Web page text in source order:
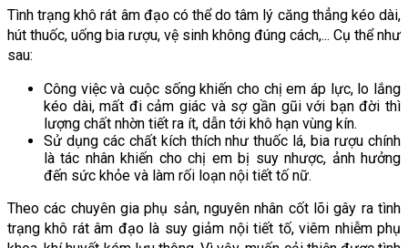
Tình trạng khô rát âm đạo có thể do tâm lý căng thẳng kéo dài,
hút thuốc, uống bia rượu, vệ sinh không đúng cách,... Cụ thể như
sau:
Công việc và cuộc sống khiến cho chị em áp lực, lo lắng
kéo dài, mất đi cảm giác và sợ gần gũi với bạn đời thì
lượng chất nhờn tiết ra ít, dẫn tới khô hạn vùng kín.
Sử dụng các chất kích thích như thuốc lá, bia rượu chính
là tác nhân khiến cho chị em bị suy nhược, ảnh hưởng
đến sức khỏe và làm rối loạn nội tiết tố nữ.
Theo các chuyên gia phụ sản, nguyên nhân cốt lõi gây ra tình
trạng khô rát âm đạo là suy giảm nội tiết tố, viêm nhiễm phụ